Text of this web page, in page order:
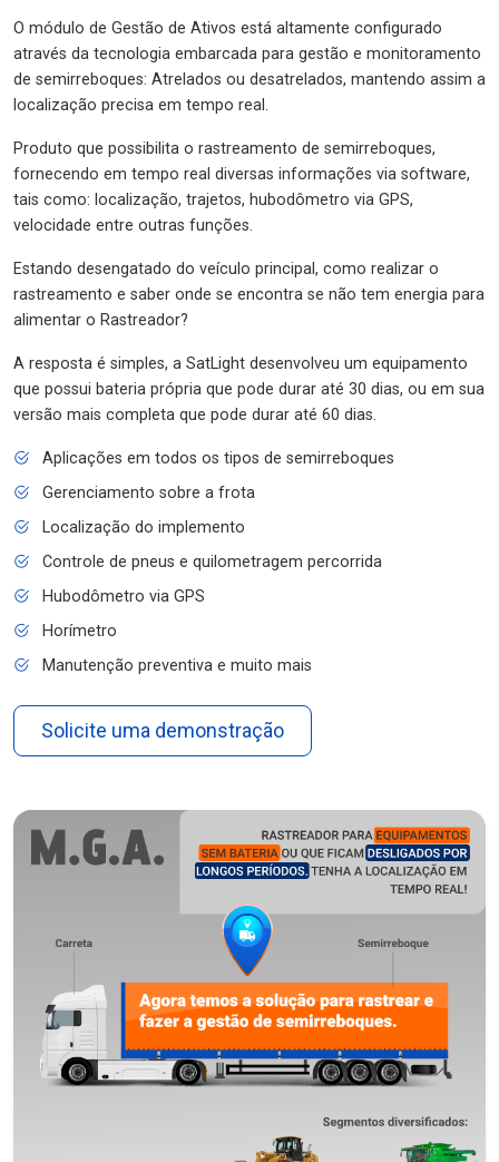
O módulo de Gestão de Ativos está altamente configurado
através da tecnologia embarcada para gestão e monitoramento
de semirreboques: Atrelados ou desatrelados, mantendo assim a
localização precisa em tempo real.
Produto que possibilita o rastreamento de semirreboques,
fornecendo em tempo real diversas informações via software,
tais como: localização, trajetos, hubodômetro via GPS,
velocidade entre outras funções.
Estando desengatado do veículo principal, como realizar o
rastreamento e saber onde se encontra se não tem energia para
alimentar o Rastreador?
A resposta é simples, a SatLight desenvolveu um equipamento
que possui bateria própria que pode durar até 30 dias, ou em sua
versão mais completa que pode durar até 60 dias.
Aplicações em todos os tipos de semirreboques
Gerenciamento sobre a frota
Localização do implemento
Controle de pneus e quilometragem percorrida
Hubodômetro via GPS
Horímetro
Manutenção preventiva e muito mais
Solicite uma demonstração